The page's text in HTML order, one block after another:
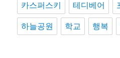
카스퍼스키 테디베어
하늘공원 학교 행복